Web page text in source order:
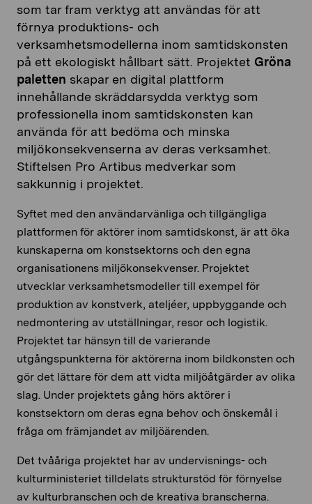
som tar fram verktyg att användas för att
förnya produktions- och
verksamhetsmodellerna inom samtidskonsten
på ett ekologiskt hållbart sätt. Projektet Gröna
paletten skapar en digital plattform
innehållande skräddarsydda verktyg som
professionella inom samtidskonsten kan
använda för att bedöma och minska
miljökonsekvenserna av deras verksamhet.
Stiftelsen Pro Artibus medverkar som
sakkunnig i projektet.
Syftet med den användarvänliga och tillgängliga
plattformen för aktörer inom samtidskonst, är att öka
kunskaperna om konstsektorns och den egna
organisationens miljökonsekvenser. Projektet
utvecklar verksamhetsmodeller till exempel för
produktion av konstverk, ateljéer, uppbyggande och
nedmontering av utställningar, resor och logistik.
Projektet tar hänsyn till de varierande
utgångspunkterna för aktörerna inom bildkonsten och
gör det lättare för dem att vidta miljöåtgärder av olika
slag. Under projektets gång hörs aktörer i
konstsektorn om deras egna behov och önskemål i
fråga om främjandet av miljöärenden.
Det tvååriga projektet har av undervisnings- och
kulturministeriet tilldelats strukturstöd för förnyelse
av kulturbranschen och de kreativa branscherna.